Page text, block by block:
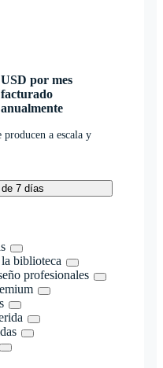
USD por mes
facturado
anualmente
producen a escala y
7 días
biblioteca
profesionales